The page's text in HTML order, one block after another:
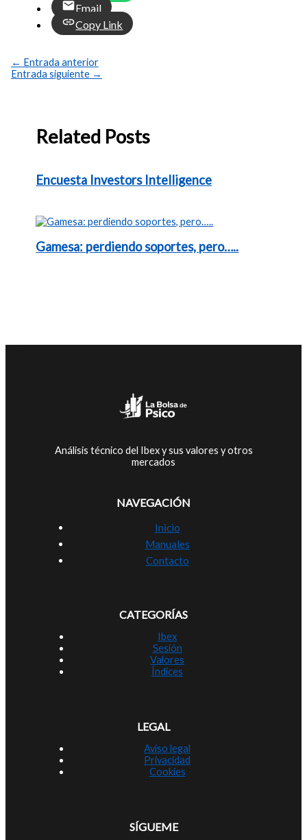
Email
Copy Link
← Entrada anterior
Entrada siguiente →
Related Posts
Encuesta Investors Intelligence
Gamesa: perdiendo soportes, pero…..
Análisis técnico del Ibex y sus valores y otros
mercados
NAVEGACIÓN
Inicio
Manuales
Contacto
CATEGORÍAS
Ibex
Sesión
Valores
Índices
LEGAL
Aviso legal
Privacidad
Cookies
SÍGUEME